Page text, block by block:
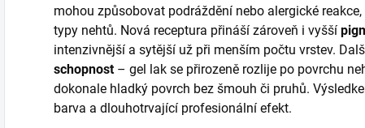
mohou způsobovat podráždění nebo alergické
typy nehtů. Nová receptura přináší zároveň i vyšší
intenzivnější a sytější už při menším počtu vrstev.
schopnost – gel lak se přirozeně rozlije po povrchu
dokonale hladký povrch bez šmouh či pruhů.
barva a dlouhotrvající profesionální efekt.